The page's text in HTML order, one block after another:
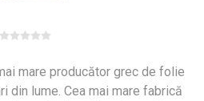
mare producător grec de folie
din lume. Cea mai mare fabrică